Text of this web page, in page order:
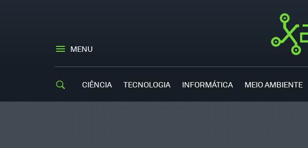
MENU
CIÊNCIA TECNOLOGIA INFORMÁTICA MEIO AMBIENTE